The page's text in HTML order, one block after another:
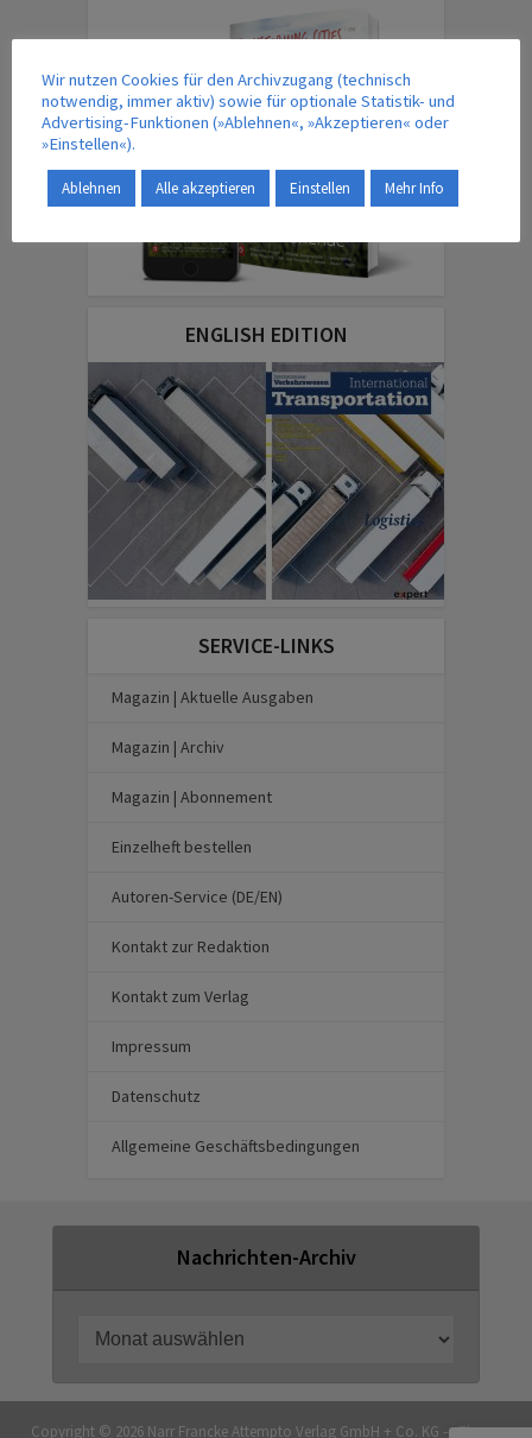
ENGLISH EDITION
SERVICE-LINKS
Magazin | Aktuelle Ausgaben
Magazin | Archiv
Magazin | Abonnement
Einzelheft bestellen
Autoren-Service (DE/EN)
Kontakt zur Redaktion
Kontakt zum Verlag
Impressum
Datenschutz
Allgemeine Geschäftsbedingungen
Nachrichten-Archiv
Copyright © 2026 Narr Francke Attempto Verlag GmbH + Co. KG — Theme
Wir nutzen Cookies für den Archivzugang (technisch
notwendig, immer aktiv) sowie für optionale Statistik- und
Advertising-Funktionen (»Ablehnen«, »Akzeptieren« oder
»Einstellen«).
Ablehnen Alle akzeptieren Einstellen Mehr Info